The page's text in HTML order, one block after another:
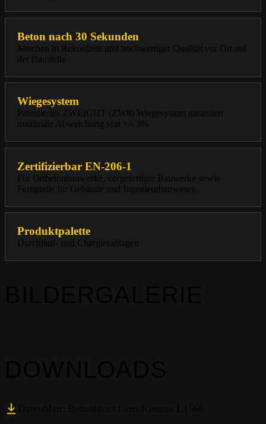
Beton nach 30 Sekunden
Mischen in Rekordzeit und hochwertiger Qualität vor Ort auf
der Baustelle
Wiegesystem
Patentiertes ZWEIGHT (ZW8) Wiegesystem garantiert
maximale Abweichung von +/- 3%
Zertifizierbar EN-206-1
Für Ortbetonbauwerke, vorgefertigte Bauwerke sowie
Fertigteile für Gebäude und Ingenieurbauwesen
Produktpalette
Durchlauf- und Chargieranlagen